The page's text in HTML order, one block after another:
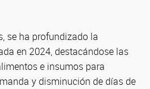
se ha profundizado la
en 2024, destacándose las
e insumos para
y disminución de días de